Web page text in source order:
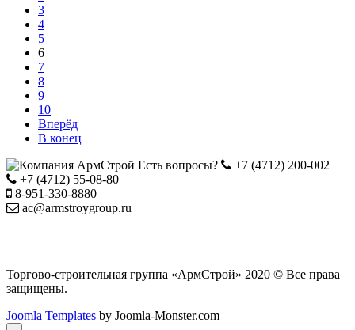
3
4
5
6
7
8
9
10
Вперёд
В конец
Есть вопросы?
+7 (4712) 200-002
+7 (4712) 55-08-80
8-951-330-8880
ac@armstroygroup.ru
Торгово-строительная группа «АрмСтрой» 2020 © Все права
защищены.
Joomla Templates by Joomla-Monster.com